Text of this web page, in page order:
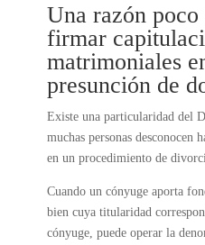
Una razón
firmar
matrimoniales
presunción de
Existe una particularidad del
muchas personas desconocen
en un procedimiento de
Cuando un cónyuge aporta
bien cuya titularidad
cónyuge, puede operar la